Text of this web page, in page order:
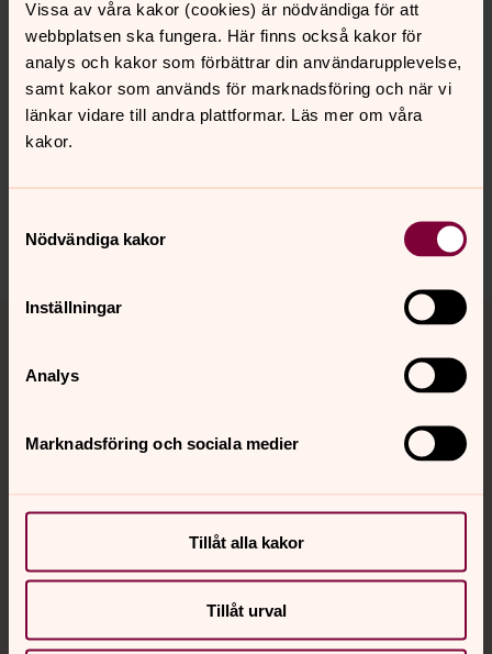
Vissa av våra kakor (cookies) är nödvändiga för att
webbplatsen ska fungera. Här finns också kakor för
analys och kakor som förbättrar din användarupplevelse,
samt kakor som används för marknadsföring och när vi
länkar vidare till andra plattformar. Läs mer om våra
kakor.
Nödvändiga kakor
Inställningar
Analys
Marknadsföring och sociala medier
Tillåt alla kakor
Tillåt urval
Synpunkter eller frågor på sidans
innehåll?
Tillbaka till toppen
Tillbaka till innehållet
Kalender
Hitta snabbt